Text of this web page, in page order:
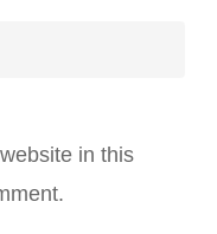
in this